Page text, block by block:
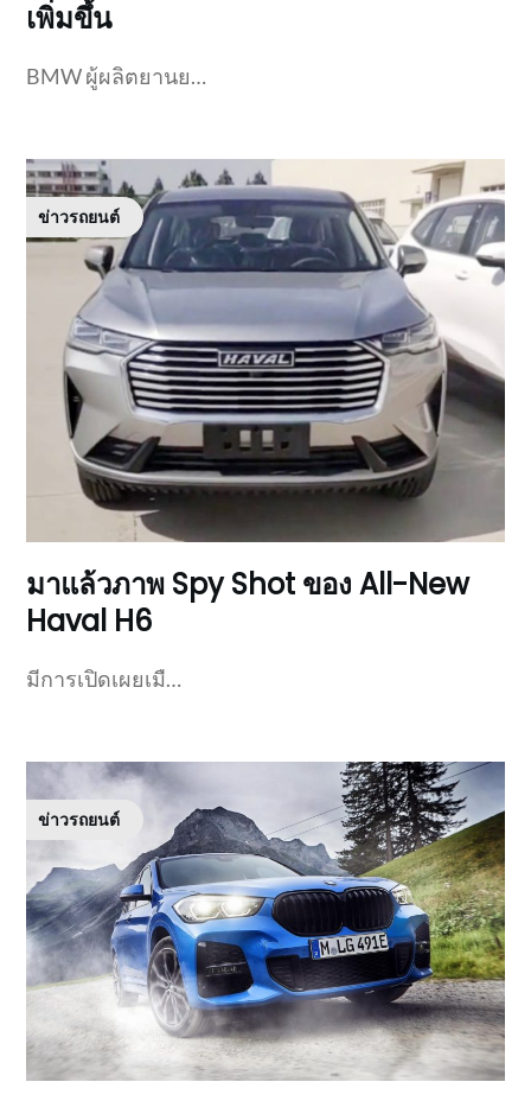
เพิ่มขึ้น
BMW ผู้ผลิตยานย…
ข่าวรถยนต์
มาแล้วภาพ Spy Shot ของ All-New
Haval H6
มีการเปิดเผยเมื…
ข่าวรถยนต์